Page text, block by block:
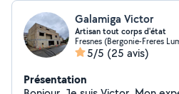
Galamiga Victor
Artisan tout corps d'état
Fresnes (Bergonie-Freres
5/5 (25 avis)
Présentation